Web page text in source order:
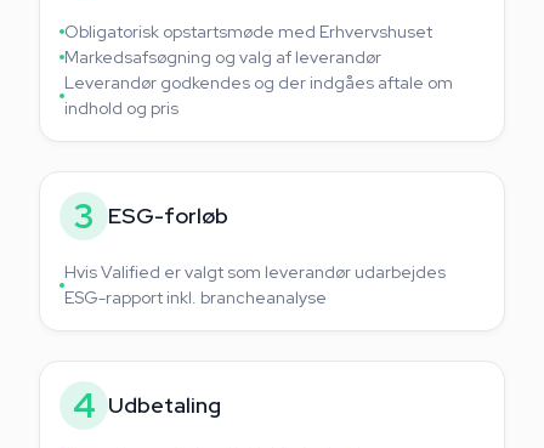
Obligatorisk opstartsmøde med Erhvervshuset
Markedsafsøgning og valg af leverandør
Leverandør godkendes og der indgåes aftale om
indhold og pris
3 ESG-forløb
Hvis Valified er valgt som leverandør udarbejdes
ESG-rapport inkl. brancheanalyse
4 Udbetaling